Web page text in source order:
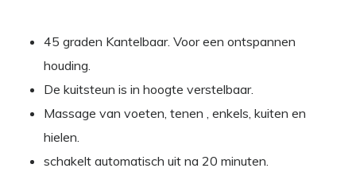
45 graden Kantelbaar. Voor een ontspannen
houding.
De kuitsteun is in hoogte verstelbaar.
Massage van voeten, tenen , enkels, kuiten en
hielen.
schakelt automatisch uit na 20 minuten.